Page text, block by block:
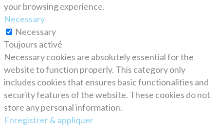
your browsing experience.
Necessary
Necessary
Toujours activé
Necessary cookies are absolutely essential for the
website to function properly. This category only
includes cookies that ensures basic functionalities and
security features of the website. These cookies do not
store any personal information.
Enregistrer & appliquer